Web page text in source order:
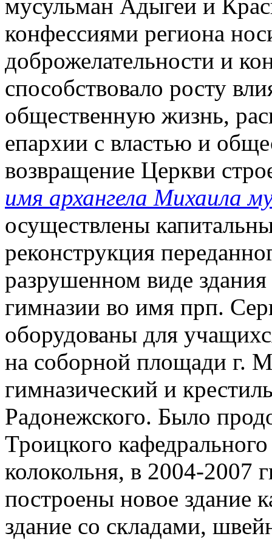
мусульман Адыгеи и
конфессиями региона
доброжелательности и
способствовало росту
общественную жизнь,
епархии с властью и
возвращение Церкви
имя архангела Михаила
осуществлены
реконструкция
разрушенном виде
гимназии во имя прп.
оборудованы для
на соборной площади г.
гимназический и
Радонежского. Было
Троицкого
колокольня, в 2004-2007
построены новое здание
здание со складами,